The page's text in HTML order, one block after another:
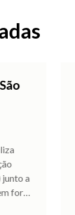
a
for…